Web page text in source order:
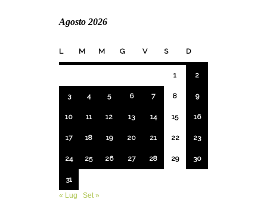
Agosto 2026
L M M G V S D
1 2
3 4 5 6 7 8 9
10 11 12 13 14 15 16
17 18 19 20 21 22 23
24 25 26 27 28 29 30
31
« Lug
Set »